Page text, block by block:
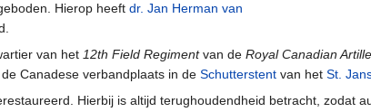
Hierop heeft dr. Jan Herman van
van het 12th Field Regimentvan de Royal Canadian
Canadese verbandplaats in de Schutterstent van het St.
Hierbij is altijd terughoudendheid betracht, zodat